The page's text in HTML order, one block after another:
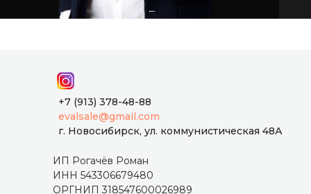
ИП Рогачёв Роман
ИНН 543306679480
ОРГНИП 318547600026989
+7 (913) 378-48-88
evalsale@gmail.com
г. Новосибирск, ул. коммунистическая 48А